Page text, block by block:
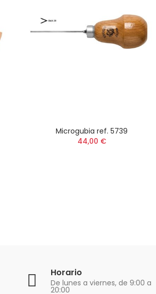
Microgubia ref. 5739
44,00 €
Horario
De lunes a viernes, de 9:00 a
20:00